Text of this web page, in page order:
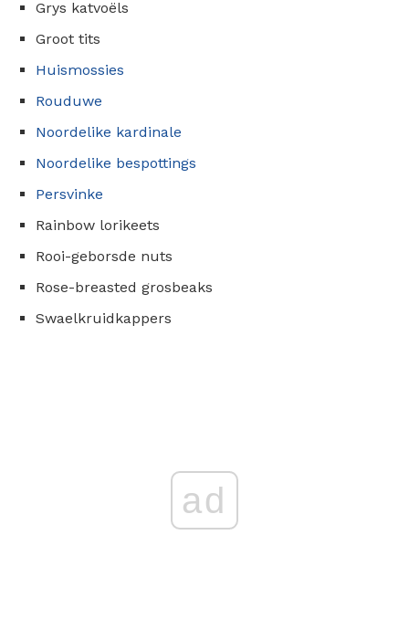
Grys ​​katvoëls
Groot tits
Huismossies
Rouduwe
Noordelike kardinale
Noordelike bespottings
Persvinke
Rainbow lorikeets
Rooi-geborsde nuts
Rose-breasted grosbeaks
Swaelkruidkappers
ad